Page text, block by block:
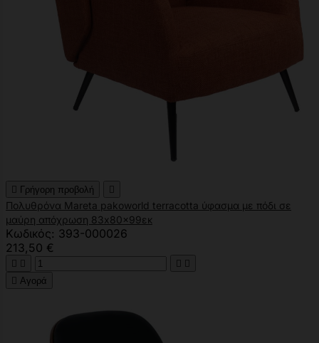
 Γρήγορη προβολή 
Πολυθρόνα Mareta pakoworld terracotta ύφασμα με πόδι σε
μαύρη απόχρωση 83x80x99εκ
Κωδικός: 393-000026
213,50 €
   
 Αγορά